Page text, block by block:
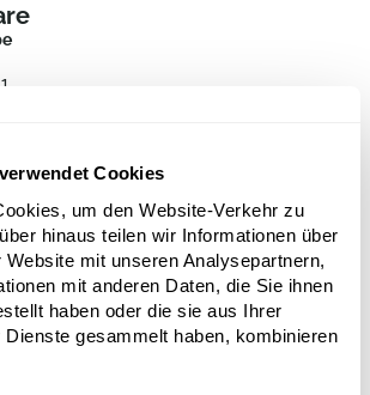
Cookies
um den Website-Verkehr zu
hinaus teilen wir Informationen über
Website mit unseren Analysepartnern,
mit anderen Daten, die Sie ihnen
haben oder die sie aus Ihrer
Dienste gesammelt haben, kombinieren